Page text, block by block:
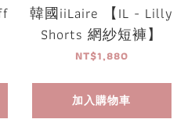
韓國iiLaire 【IL - Lilly
Shorts 網紗短褲】
NT$1,880
加入購物車